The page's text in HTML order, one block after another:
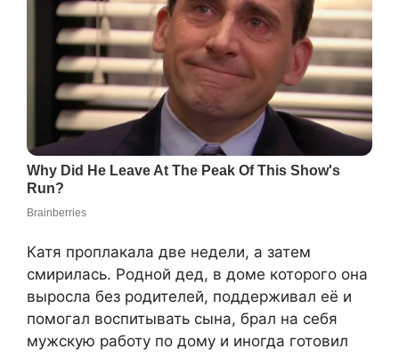
Катя проплакала две недели, а затем
смирилась. Родной дед, в доме которого она
выросла без родителей, поддерживал её и
помогал воспитывать сына, брал на себя
мужскую работу по дому и иногда готовил